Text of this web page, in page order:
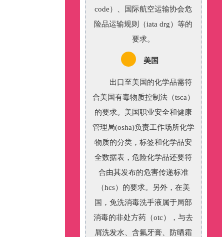
code）、国际航空运输协会危
险品运输规则（iata drg）等的
要求。
美国
出口至美国的化学品需符
合美国有毒物质控制法（tsca）
的要求。美国职业安全和健康
管理局(osha)负责工作场所化学
物质的分类，标签和化学品安
全数据表，危险化学品还要符
合由其发布的危害传递标准
（hcs）的要求。另外，在美
国，免洗消毒洗手液属于局部
消毒的非处方药（otc），与去
屑洗发水、含氟牙膏、防晒霜